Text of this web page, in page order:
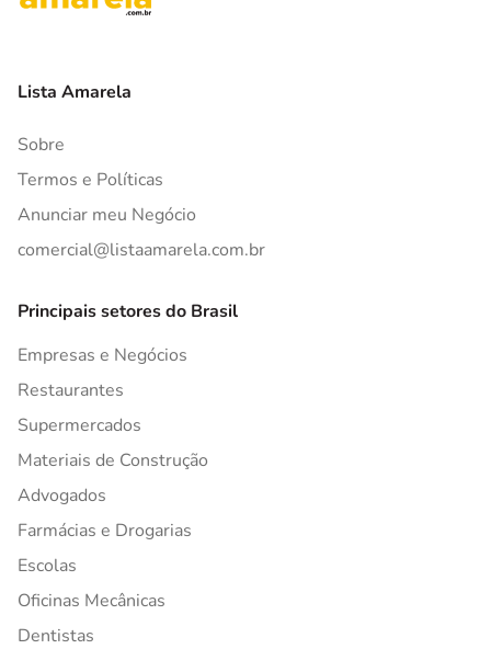
Lista Amarela
Sobre
Termos e Políticas
Anunciar meu Negócio
comercial@listaamarela.com.br
Principais setores do Brasil
Empresas e Negócios
Restaurantes
Supermercados
Materiais de Construção
Advogados
Farmácias e Drogarias
Escolas
Oficinas Mecânicas
Dentistas